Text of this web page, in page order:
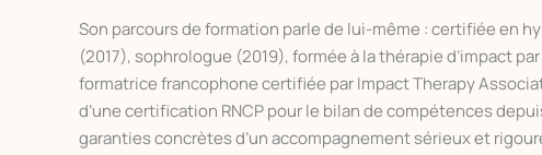
Son parcours de formation parle de lui-même : certifiée en
(2017), sophrologue (2019), formée à la thérapie d’impact
formatrice francophone certifiée par Impact Therapy
d’une certification RNCP pour le bilan de compétences
garanties concrètes d’un accompagnement sérieux et